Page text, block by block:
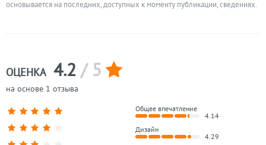
основывается на последних, доступных к моменту публикации, сведениях.
ОЦЕНКА 4.2 / 5
на основе 1 отзыва
Общее впечатление
4.14
Дизайн
4.29